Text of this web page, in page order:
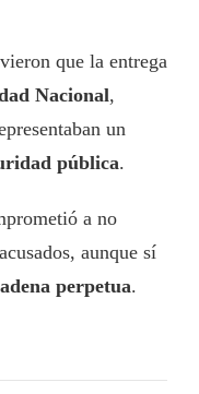
que la entrega
Nacional,
un
pública.
a no
aunque sí
perpetua.